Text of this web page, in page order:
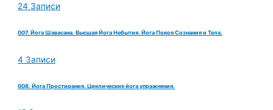
24 Записи
007. Йога Шавасана. Высшая Йога Небытия. Йога Покоя Сознания и Тела.
4 Записи
008. Йога Простирания. Циклические йога упражнения.